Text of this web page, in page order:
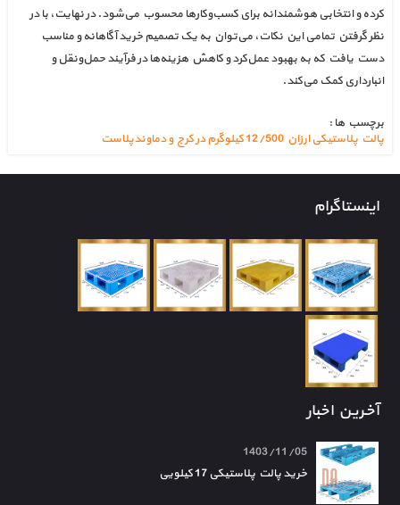
کرده و انتخابی هوشمندانه برای کسب‌وکارها محسوب می‌شود. در نهایت، با در
نظر گرفتن تمامی این نکات، می‌توان به یک تصمیم خرید آگاهانه و مناسب
دست یافت که به بهبود عمل‌کرد و کاهش هزینه‌ها در فرآیند حمل‌ونقل و
انبارداری کمک می‌کند.
برچسب ها :
پالت پلاستیکی ارزان 12/500 کیلوگرم در کرج و دماوندپلاست
اینستاگرام
آخرین اخبار
1403/11/05
خرید پالت پلاستیکی 17 کیلویی